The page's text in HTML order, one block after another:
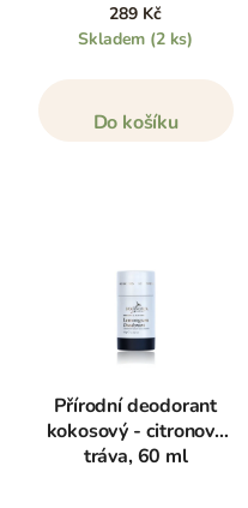
289 Kč
Skladem (2 ks)
Do košíku
Přírodní deodorant
kokosový - citronová
tráva, 60 ml